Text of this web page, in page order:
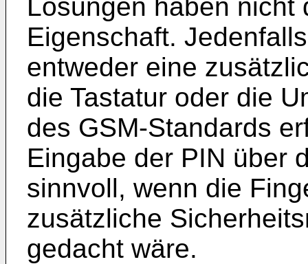
Lösungen haben nicht
Eigenschaft.
entweder eine
die Tastatur oder die
des GSM-Standards
Eingabe der PIN über
sinnvoll, wenn die
zusätzliche
gedacht wäre.